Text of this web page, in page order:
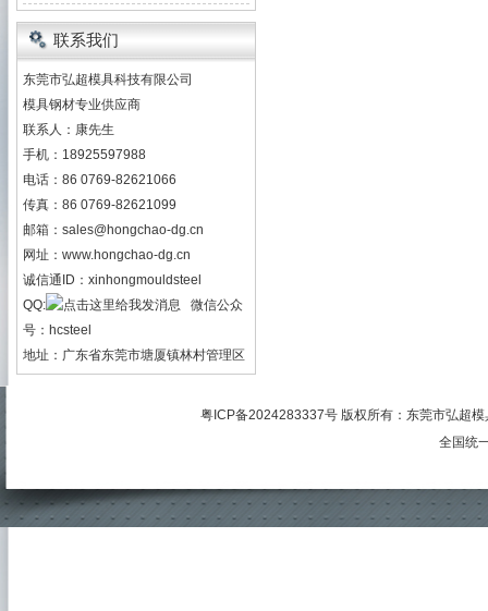
联系我们
东莞市弘超模具科技有限公司
模具钢材专业供应商
联系人：康先生
手机：18925597988
电话：86 0769-82621066
传真：86 0769-82621099
邮箱： sales@hongchao-dg.cn
网址： www.hongchao-dg.cn
诚信通ID：xinhongmouldsteel
QQ:
微信公众
号：hcsteel
地址：广东省东莞市塘厦镇林村管理区
粤ICP备2024283337号 版权所有： 东莞市弘超
全国统